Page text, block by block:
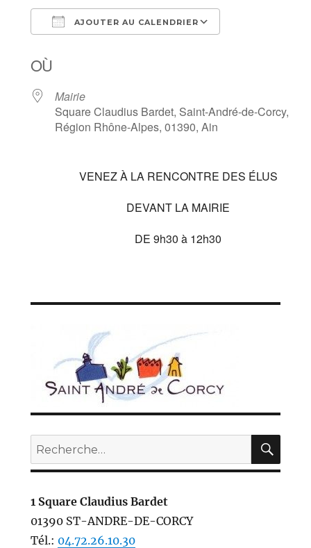
AJOUTER AU CALENDRIER
OÙ
Mairie
Square Claudius Bardet, Saint-André-de-Corcy,
Région Rhône-Alpes, 01390, Ain
VENEZ À LA RENCONTRE DES ÉLUS
DEVANT LA MAIRIE
DE 9h30 à 12h30
Recherche
pour :
1 Square Claudius Bardet
01390 ST-ANDRE-DE-CORCY
Tél.: 04.72.26.10.30